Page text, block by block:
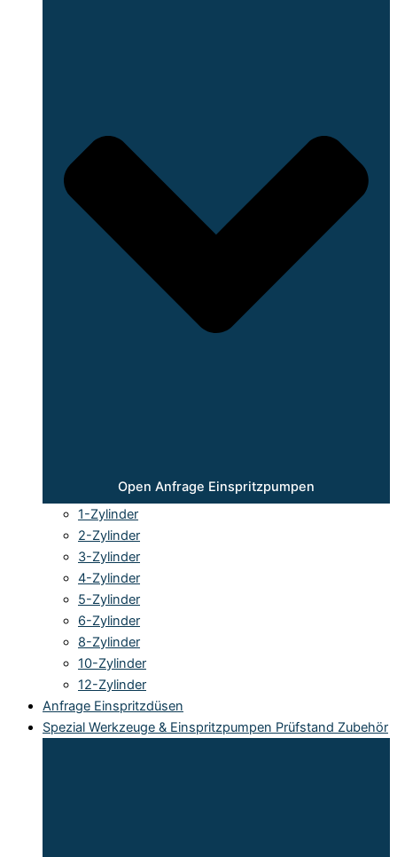
Open Anfrage Einspritzpumpen
1-Zylinder
2-Zylinder
3-Zylinder
4-Zylinder
5-Zylinder
6-Zylinder
8-Zylinder
10-Zylinder
12-Zylinder
Anfrage Einspritzdüsen
Spezial Werkzeuge & Einspritzpumpen Prüfstand Zubehör